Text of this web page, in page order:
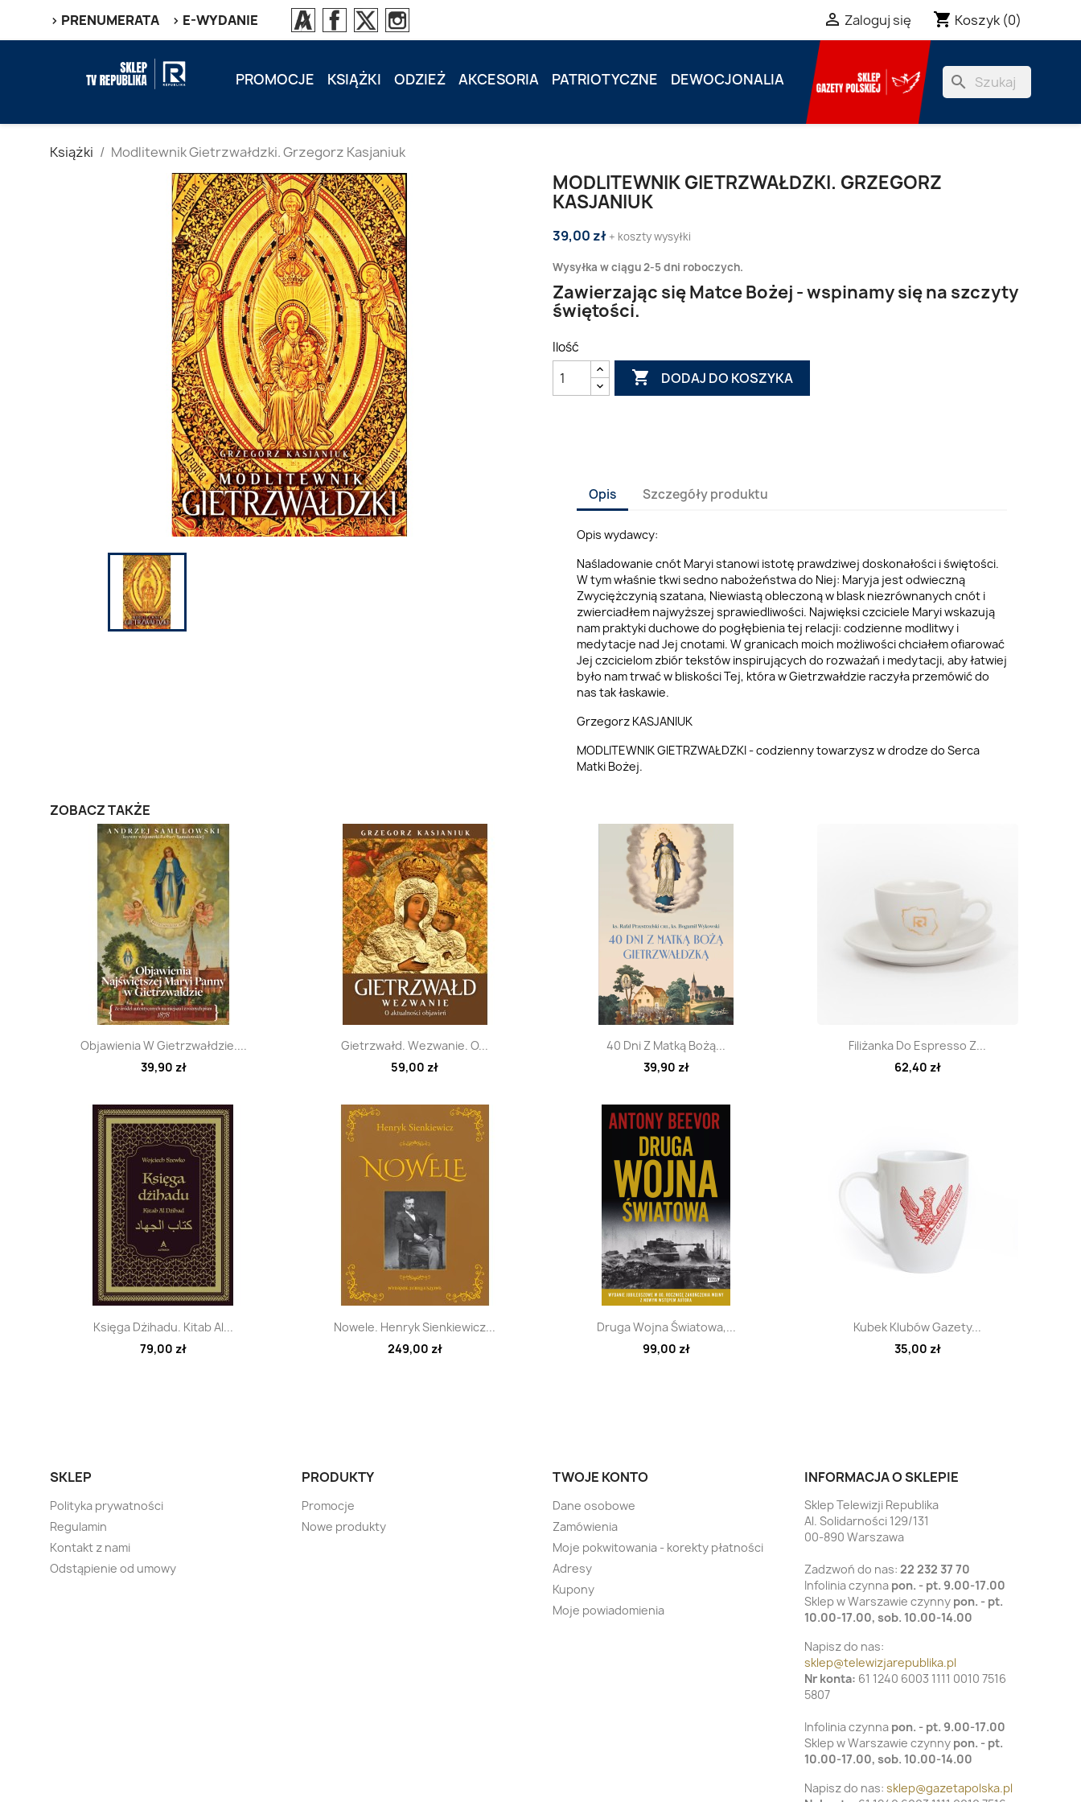
> PRENUMERATA > E-WYDANIE  Zaloguj się shopping_cart Koszyk (0)
PROMOCJE KSIĄŻKI ODZIEŻ AKCESORIA PATRIOTYCZNE DEWOCJONALIA search
Książki Modlitewnik Gietrzwałdzki. Grzegorz Kasjaniuk
MODLITEWNIK GIETRZWAŁDZKI. GRZEGORZ
KASJANIUK
39,00 zł + koszty wysyłki
Wysyłka w ciągu 2-5 dni roboczych.
Zawierzając się Matce Bożej - wspinamy się na szczyty
świętości.
Ilość
 DODAJ DO KOSZYKA
Opis Szczegóły produktu
Opis wydawcy:
Naśladowanie cnót Maryi stanowi istotę prawdziwej doskonałości i świętości.
W tym właśnie tkwi sedno nabożeństwa do Niej: Maryja jest odwieczną
Zwyciężczynią szatana, Niewiastą obleczoną w blask niezrównanych cnót i
zwierciadłem najwyższej sprawiedliwości. Najwięksi czciciele Maryi wskazują
nam praktyki duchowe do pogłębienia tej relacji: codzienne modlitwy i
medytacje nad Jej cnotami. W granicach moich możliwości chciałem ofiarować
Jej czcicielom zbiór tekstów inspirujących do rozważań i medytacji, aby łatwiej
było nam trwać w bliskości Tej, która w Gietrzwałdzie raczyła przemówić do
nas tak łaskawie.
Grzegorz KASJANIUK
MODLITEWNIK GIETRZWAŁDZKI - codzienny towarzysz w drodze do Serca
Matki Bożej.
ZOBACZ TAKŻE
Szybki podgląd
Objawienia W Gietrzwałdzie....
39,90 zł
Szybki podgląd
Gietrzwałd. Wezwanie. O...
59,00 zł
Szybki podgląd
40 Dni Z Matką Bożą...
39,90 zł
Szybki podgląd
Filiżanka Do Espresso Z...
62,40 zł
Szybki podgląd
Księga Dżihadu. Kitab Al...
79,00 zł
 Szybki podgląd
Nowele. Henryk Sienkiewicz...
249,00 zł
Szybki podgląd
Druga Wojna Światowa,...
99,00 zł
Szybki podgląd
Kubek Klubów Gazety...
35,00 zł
SKLEP
Polityka prywatności
Regulamin
Kontakt z nami
Odstąpienie od umowy
PRODUKTY
Promocje
Nowe produkty
TWOJE KONTO
Dane osobowe
Zamówienia
Moje pokwitowania - korekty płatności
Adresy
Kupony
Moje powiadomienia
INFORMACJA O SKLEPIE
Sklep Telewizji Republika
Al. Solidarności 129/131
00-890 Warszawa
Zadzwoń do nas: 22 232 37 70
Infolinia czynna pon. - pt. 9.00-17.00
Sklep w Warszawie czynny pon. - pt.
10.00-17.00, sob. 10.00-14.00
Napisz do nas:
sklep@telewizjarepublika.pl
Nr konta: 61 1240 6003 1111 0010 7516
5807
Infolinia czynna pon. - pt. 9.00-17.00
Sklep w Warszawie czynny pon. - pt.
10.00-17.00, sob. 10.00-14.00
Napisz do nas: sklep@gazetapolska.pl